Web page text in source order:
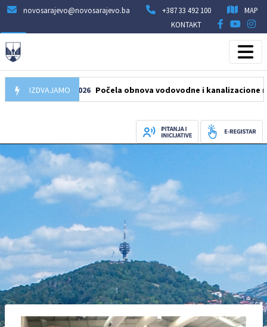
novosarajevo@novosarajevo.ba +387 33 492 100
MAP
KONTAKT
IZDVAJAMO
05.08.2026 Počela obnova vodovodne i kanalizacione mreže u